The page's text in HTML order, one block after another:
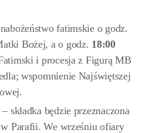
fatimskie o godz.
Bożej, a o godz. 18:00
i procesja z Figurą MB
wspomnienie Najświętszej
– składka będzie przeznaczona
Parafii. We wrześniu ofiary